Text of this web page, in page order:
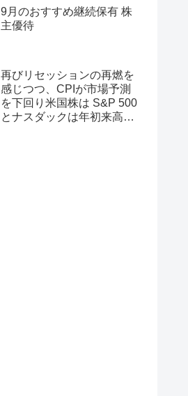
9月のおすすめ継続保有 株
主優待
再びリセッションの再燃を
感じつつ、CPIが市場予測
を下回り米国株は S&P 500
とナスダックは年初来高値